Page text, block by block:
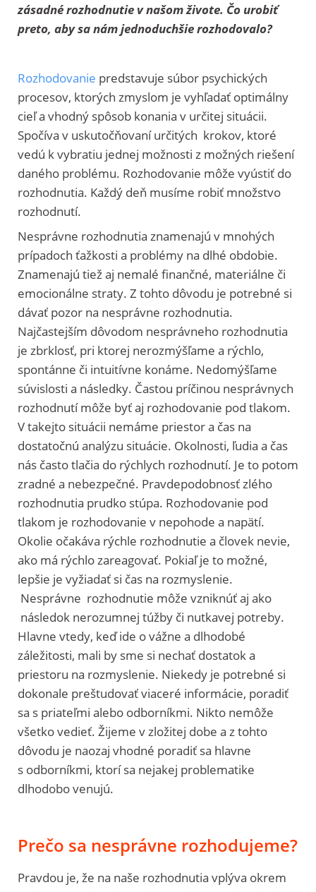
zásadné rozhodnutie v našom živote. Čo urobiť
preto, aby sa nám jednoduchšie rozhodovalo?
Rozhodovanie predstavuje súbor psychických
procesov, ktorých zmyslom je vyhľadať optimálny
cieľ a vhodný spôsob konania v určitej situácii.
Spočíva v uskutočňovaní určitých krokov, ktoré
vedú k vybratiu jednej možnosti z možných riešení
daného problému. Rozhodovanie môže vyústiť do
rozhodnutia. Každý deň musíme robiť množstvo
rozhodnutí.
Nesprávne rozhodnutia znamenajú v mnohých
prípadoch ťažkosti a problémy na dlhé obdobie.
Znamenajú tiež aj nemalé finančné, materiálne či
emocionálne straty. Z tohto dôvodu je potrebné si
dávať pozor na nesprávne rozhodnutia.
Najčastejším dôvodom nesprávneho rozhodnutia
je zbrklosť, pri ktorej nerozmýšľame a rýchlo,
spontánne či intuitívne konáme. Nedomýšľame
súvislosti a následky. Častou príčinou nesprávnych
rozhodnutí môže byť aj rozhodovanie pod tlakom.
V takejto situácii nemáme priestor a čas na
dostatočnú analýzu situácie. Okolnosti, ľudia a čas
nás často tlačia do rýchlych rozhodnutí. Je to potom
zradné a nebezpečné. Pravdepodobnosť zlého
rozhodnutia prudko stúpa. Rozhodovanie pod
tlakom je rozhodovanie v nepohode a napätí.
Okolie očakáva rýchle rozhodnutie a človek nevie,
ako má rýchlo zareagovať. Pokiaľ je to možné,
lepšie je vyžiadať si čas na rozmyslenie.
Nesprávne rozhodnutie môže vzniknúť aj ako
následok nerozumnej túžby či nutkavej potreby.
Hlavne vtedy, keď ide o vážne a dlhodobé
záležitosti, mali by sme si nechať dostatok a
priestoru na rozmyslenie. Niekedy je potrebné si
dokonale preštudovať viaceré informácie, poradiť
sa s priateľmi alebo odborníkmi. Nikto nemôže
všetko vedieť. Žijeme v zložitej dobe a z tohto
dôvodu je naozaj vhodné poradiť sa hlavne
s odborníkmi, ktorí sa nejakej problematike
dlhodobo venujú.
Prečo sa nesprávne rozhodujeme?
Pravdou je, že na naše rozhodnutia vplýva okrem